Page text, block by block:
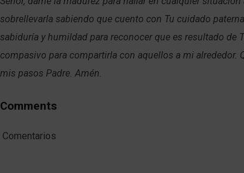
sobrellevarla sabiendo que cuento con Tu cuidado
sabiduría y humildad para reconocer que es resultado de
compasivo para compartirla con aquellos a mi alrededor.
mis pasos Padre. Amén.
Comments
Comentarios